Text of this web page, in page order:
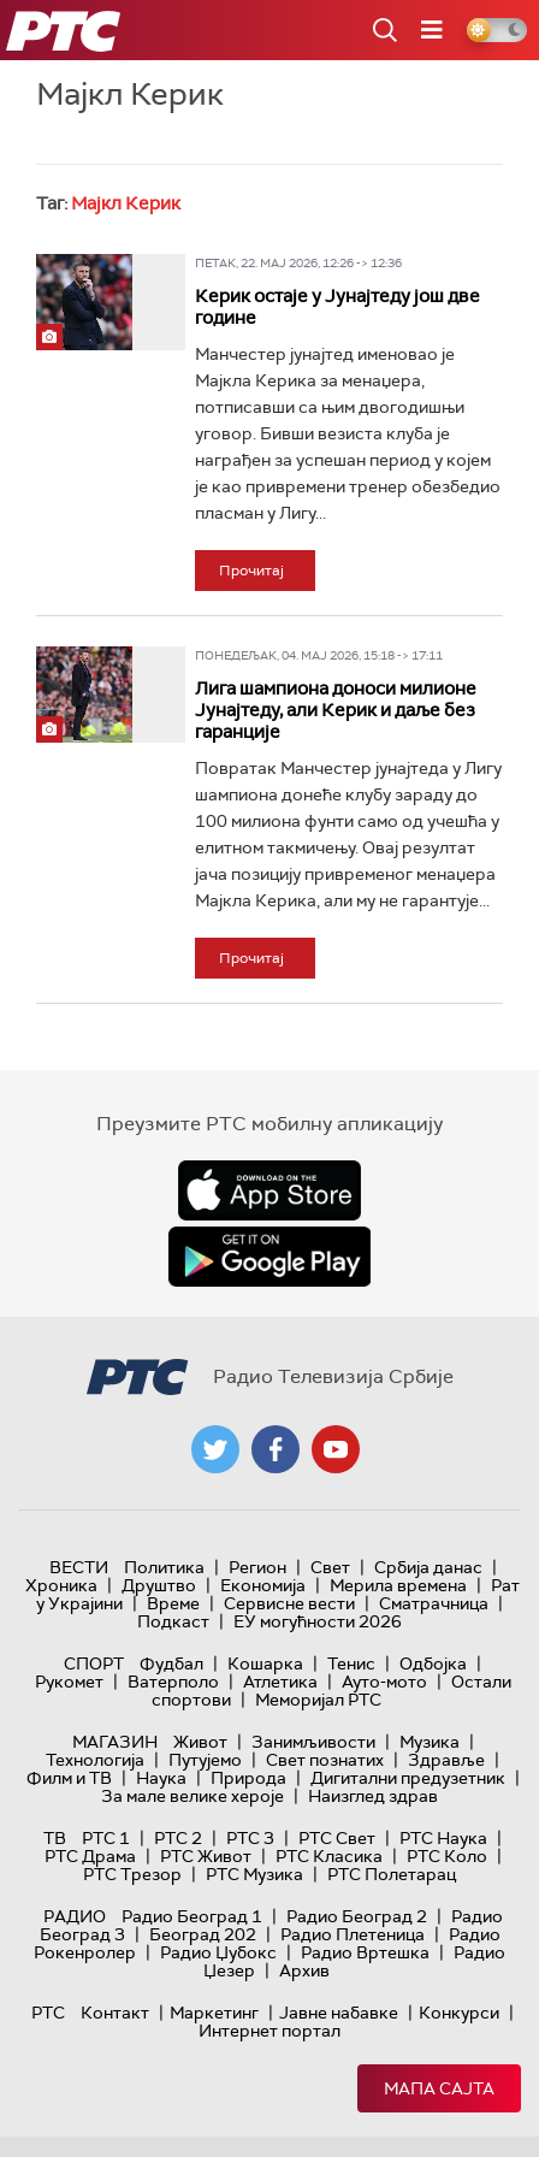
РТС
Мајкл Керик
Таг: Мајкл Керик
ПЕТАК, 22. МАЈ 2026, 12:26 -> 12:36
Керик остаје у Јунајтеду још две
године
Манчестер јунајтед именовао је
Мајкла Керика за менаџера,
потписавши са њим двогодишњи
уговор. Бивши везиста клуба је
награђен за успешан период у којем
је као привремени тренер обезбедио
пласман у Лигу...
Прочитај
ПОНЕДЕЉАК, 04. МАЈ 2026, 15:18 -> 17:11
Лига шампиона доноси милионе
Јунајтеду, али Керик и даље без
гаранције
Повратак Манчестер јунајтеда у Лигу
шампиона донеће клубу зараду до
100 милиона фунти само од учешћа у
елитном такмичењу. Овај резултат
јача позицију привременог менаџера
Мајкла Керика, али му не гарантује...
Прочитај
Преузмите РТС мобилну апликацију
Радио Телевизија Србије
ВЕСТИ Политика | Регион | Свет | Србија данас |
Хроника | Друштво | Економија | Мерила времена | Рат
у Украјини | Време | Сервисне вести | Сматрачница |
Подкаст | ЕУ могућности 2026
СПОРТ
Фудбал | Кошарка | Тенис | Одбојка |
Рукомет | Ватерполо | Атлетика | Ауто-мото | Остали
спортови | Меморијал РТС
МАГАЗИН
Живот | Занимљивости | Музика |
Технологијa | Путујемо | Свет познатих | Здравље |
Филм и ТВ | Наука | Природа | Дигитални предузетник |
За мале велике хероје | Наизглед здрав
ТВ
РТС 1 | РТС 2 | РТС 3 | РТС Свет | РТС Наука |
РТС Драма | РТС Живот | РТС Класика | РТС Коло |
РТС Трезор | РТС Музика | РТС Полетарац
РАДИО
Радио Београд 1 | Радио Београд 2 | Радио
Београд 3 | Београд 202 | Радио Плетеница | Радио
Рокенролер | Радио Џубокс | Радио Вртешка | Радио
Џезер | Архив
РТС
Контакт | Маркетинг | Јавне набавке | Конкурси |
Интернет портал
МАПА САЈТА